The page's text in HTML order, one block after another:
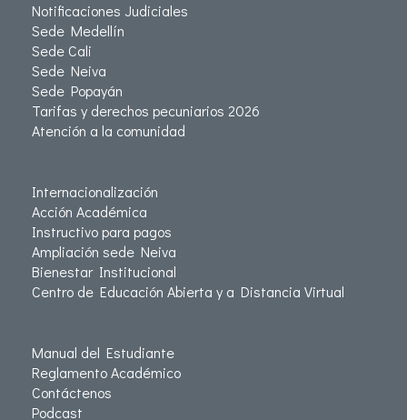
Notificaciones Judiciales
Sede Medellín
Sede Cali
Sede Neiva
Sede Popayán
Tarifas y derechos pecuniarios 2026
Atención a la comunidad
Internacionalización
Acción Académica
Instructivo para pagos
Ampliación sede Neiva
Bienestar Institucional
Centro de Educación Abierta y a Distancia Virtual
Manual del Estudiante
Reglamento Académico
Contáctenos
Podcast